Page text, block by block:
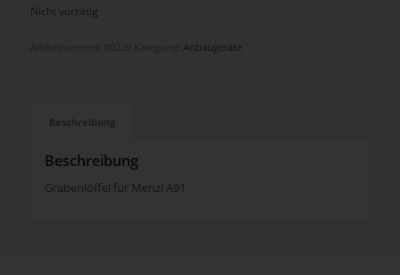
Nicht vorrätig
Anbaugeräte
Beschreibung
Grabenlöffel für Menzi A91